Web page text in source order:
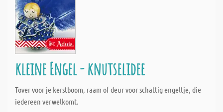
kleine Engel - knutselidee
Tover voor je kerstboom, raam of deur voor schattig engeltje, die
iedereen verwelkomt.